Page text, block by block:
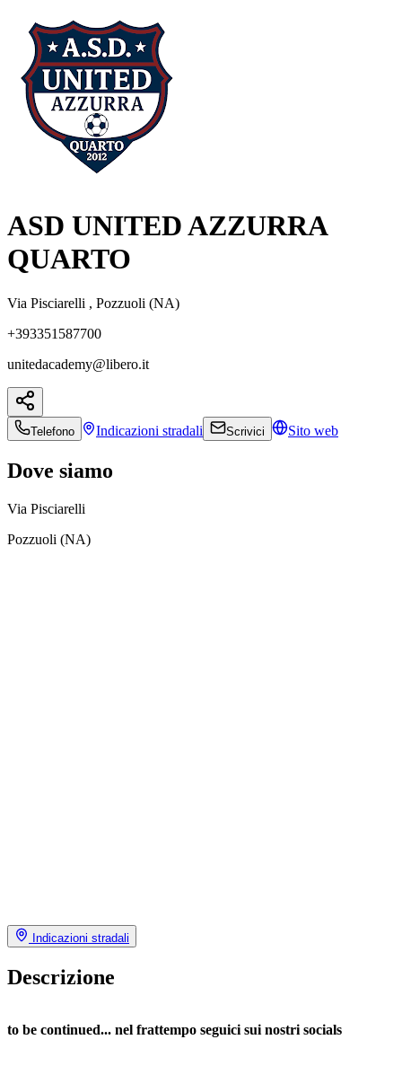
ASD UNITED AZZURRA
QUARTO
Via Pisciarelli , Pozzuoli (NA)
+393351587700
unitedacademy@libero.it
Telefono Indicazioni stradali Scrivici Sito web
Dove siamo
Via Pisciarelli
Pozzuoli (NA)
Indicazioni stradali
Descrizione
to be continued... nel frattempo seguici sui nostri socials